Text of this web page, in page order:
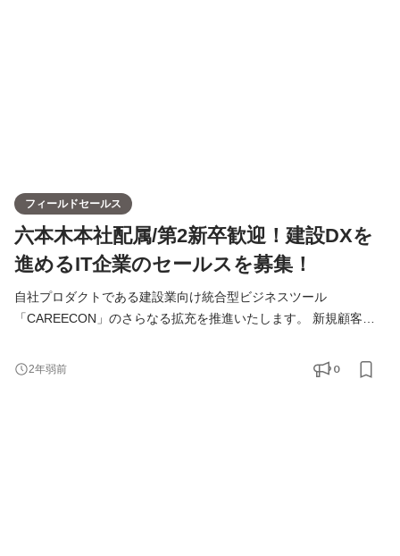
フィールドセールス
六本木本社配属/第2新卒歓迎！建設DXを
進めるIT企業のセールスを募集！
自社プロダクトである建設業向け統合型ビジネスツール
「CAREECON」のさらなる拡充を推進いたします。 新規顧客に
マッチングサービス、広告媒体」などを活用したコンサルティン
グ営業を行う事によって、建設業界のDX化を進めていただきま
2年弱前 0